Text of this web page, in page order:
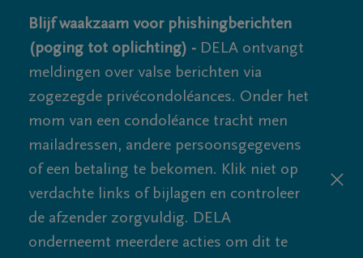
Blijf waakzaam voor phishingberichten
(poging tot oplichting) - DELA ontvangt
meldingen over valse berichten via
zogezegde privécondoléances. Onder het
mom van een condoléance tracht men
mailadressen, andere persoonsgegevens
of een betaling te bekomen. Klik niet op
verdachte links of bijlagen en controleer
de afzender zorgvuldig. DELA
onderneemt meerdere acties om dit te